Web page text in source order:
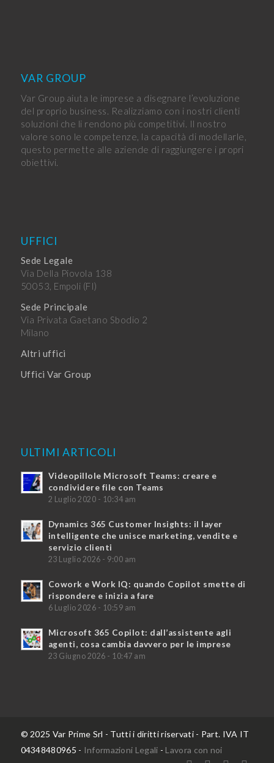
VAR GROUP
Var Group aiuta le imprese a disegnare l’evoluzione
del proprio business. Realizziamo con i nostri clienti
soluzioni che li rendono più competitivi. Il nostro
valore sono le competenze, la capacità di modellarle,
questo permette alle aziende di raggiungere i propri
obiettivi.
UFFICI
Sede Legale
Via Della Piovola 138
50053, Empoli (FI)
Sede Principale
Via Privata Gaetano Sbodio 2
Milano
Altri uffici
Uffici Var Group
ULTIMI ARTICOLI
Videopillole Microsoft Teams: creare e
condividere file con Teams
2 Luglio 2020 - 10:34 am
Dynamics 365 Customer Insights: il layer
intelligente che unisce marketing, vendite e
servizio clienti
23 Luglio 2026 - 9:00 am
Cowork e Work IQ: quando Copilot smette di
rispondere e inizia a fare
6 Luglio 2026 - 10:59 am
Microsoft 365 Copilot: dall’assistente agli
agenti, cosa cambia davvero per le imprese
23 Giugno 2026 - 10:47 am
© 2025 Var Prime Srl - Tutti i diritti riservati - Part. IVA IT
04348480965 - Informazioni Legali - Lavora con noi